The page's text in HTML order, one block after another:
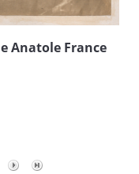
Anatole France